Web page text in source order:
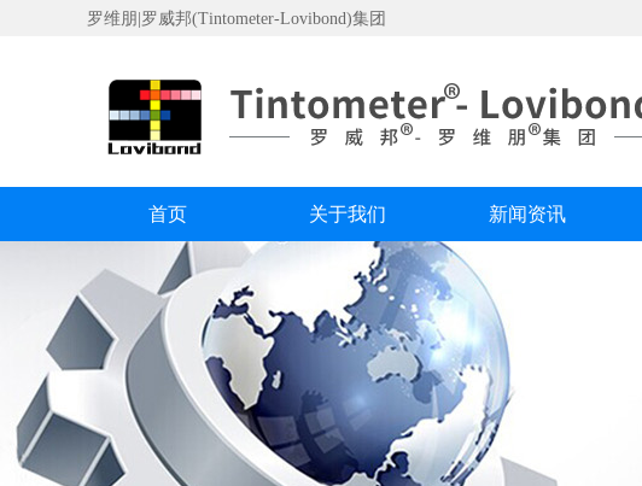
罗维朋|罗威邦(Tintometer-Lovibond)集团
首页 关于我们 新闻资讯